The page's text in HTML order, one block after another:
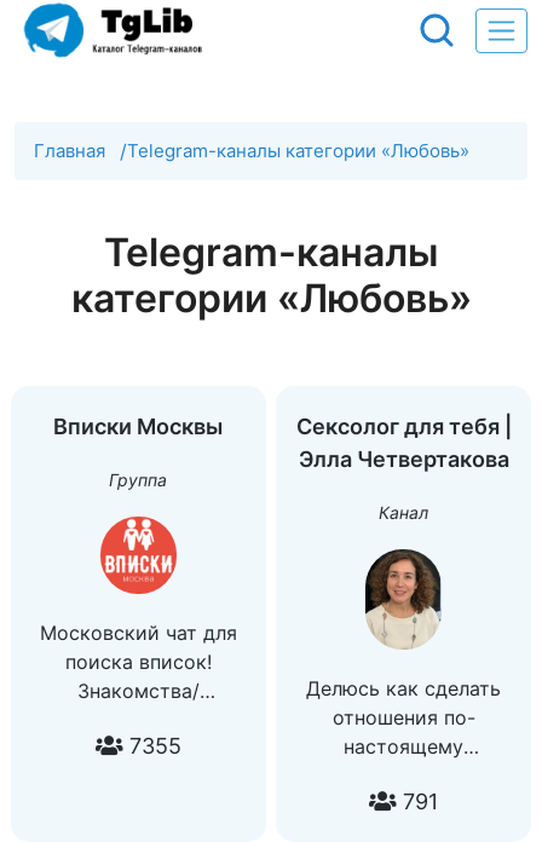
Главная /Telegram-каналы категории «Любовь»
Telegram-каналы
категории «Любовь»
Вписки Москвы
Группа
Московский чат для
поиска вписок!
Знакомства/
Встречи/ Тусовки/
7355
Сексолог для тебя |
Элла Четвертакова
Канал
Делюсь как сделать
отношения по-
настоящему
Практические
791